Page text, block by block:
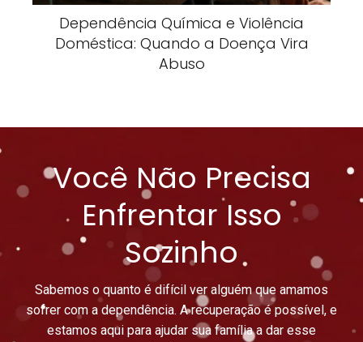
Dependência Química e Violência
Doméstica: Quando a Doença Vira
Abuso
Você Não Precisa
Enfrentar Isso
Sozinho
Sabemos o quanto é difícil ver alguém que amamos
sofrer com a dependência. A recuperação é possível, e
estamos aqui para ajudar sua família a dar esse